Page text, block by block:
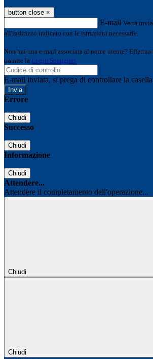
button close ×
E-mail Verrà
all'indirizzo indicato con le istruzioni necessarie.
Non hai una e-mail associata al nome utente? Effettua
tramite la Login Spaggiari
E-mail inviata, si prega di controllare la
Errore
Chiudi
Successo
Chiudi
Informazione
Chiudi
Attendere...
Attendere il completamento dell'operazione...
Chiudi
Chiudi